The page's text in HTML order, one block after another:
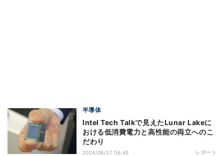
半導体
Intel Tech Talkで見えたLunar Lakeに
おける低消費電力と高性能の両立へのこ
だわり
2024/06/27 06:45 レポート